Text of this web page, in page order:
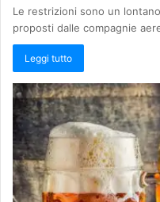
Le restrizioni sono un
proposti dalle compagnie
Leggi tutto